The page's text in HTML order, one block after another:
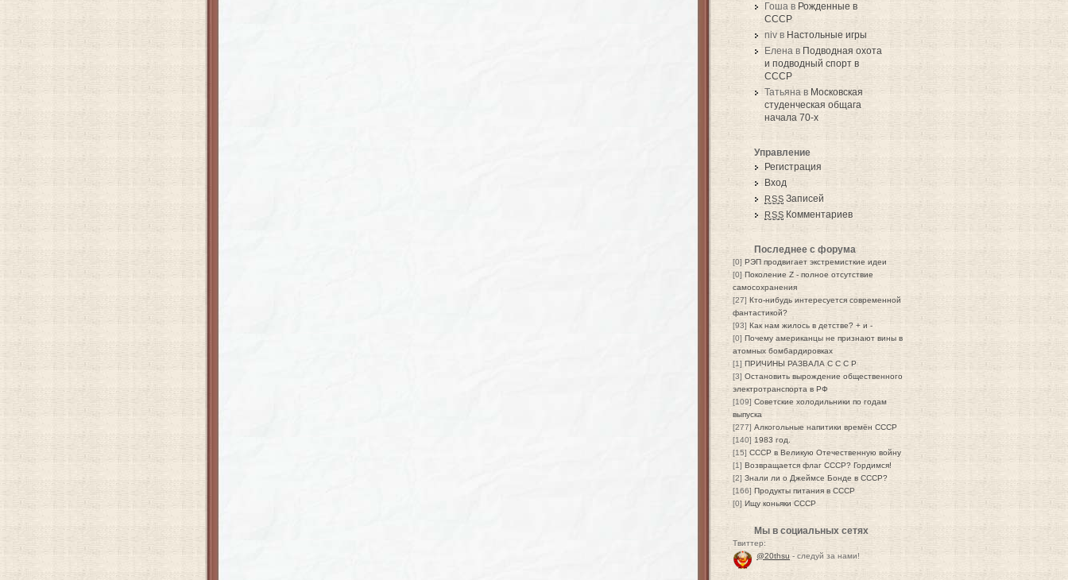
Гоша в Рожденные в
СССР
niv в Настольные игры
Елена в Подводная охота
и подводный спорт в
СССР
Татьяна в Московская
студенческая общага
начала 70-х
Управление
Регистрация
Вход
RSS Записей
RSS Комментариев
Последнее с форума
[0] РЭП продвигает экстремисткие идеи
[0] Поколение Z - полное отсутствие
самосохранения
[27] Кто-нибудь интересуется современной
фантастикой?
[93] Как нам жилось в детстве? + и -
[0] Почему американцы не признают вины в
атомных бомбардировках
[1] ПРИЧИНЫ РАЗВАЛА С С С Р
[3] Остановить вырождение общественного
электротранспорта в РФ
[109] Советские холодильники по годам
выпуска
[277] Алкогольные напитики времён СССР
[140] 1983 год.
[15] СССР в Великую Отечественную войну
[1] Возвращается флаг СССР? Гордимся!
[2] Знали ли о Джеймсе Бонде в СССР?
[166] Продукты питания в СССР
[0] Ищу коньяки СССР
Мы в социальных сетях
Твиттер:
@20thsu - следуй за нами!